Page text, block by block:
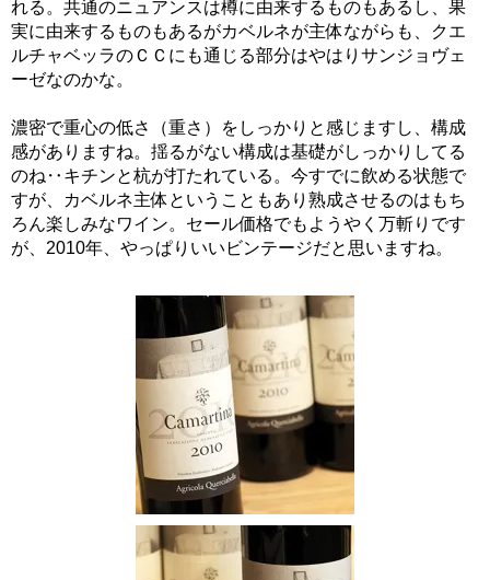
れる。共通のニュアンスは樽に由来するものもあるし、果
実に由来するものもあるがカベルネが主体ながらも、クエ
ルチャベッラのＣＣにも通じる部分はやはりサンジョヴェ
ーゼなのかな。
濃密で重心の低さ（重さ）をしっかりと感じますし、構成
感がありますね。揺るがない構成は基礎がしっかりしてる
のね‥キチンと杭が打たれている。今すでに飲める状態で
すが、カベルネ主体ということもあり熟成させるのはもち
ろん楽しみなワイン。セール価格でもようやく万斬りです
が、2010年、やっぱりいいビンテージだと思いますね。